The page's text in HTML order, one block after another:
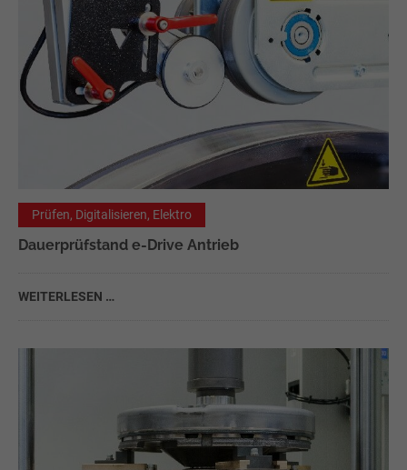
Prüfen, Digitalisieren, Elektro
Dauerprüfstand e-Drive Antrieb
WEITERLESEN …